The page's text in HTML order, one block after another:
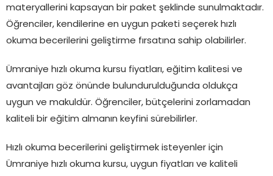
materyallerini kapsayan bir paket şeklinde sunulmaktadır.
Öğrenciler, kendilerine en uygun paketi seçerek hızlı
okuma becerilerini geliştirme fırsatına sahip olabilirler.
Ümraniye hızlı okuma kursu fiyatları, eğitim kalitesi ve
avantajları göz önünde bulundurulduğunda oldukça
uygun ve makuldür. Öğrenciler, bütçelerini zorlamadan
kaliteli bir eğitim almanın keyfini sürebilirler.
Hızlı okuma becerilerini geliştirmek isteyenler için
Ümraniye hızlı okuma kursu, uygun fiyatları ve kaliteli